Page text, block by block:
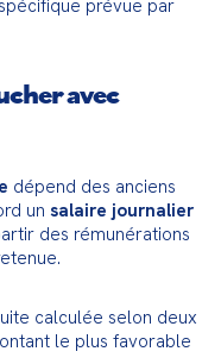
prévue par
avec
dépend des anciens
un salaire journalier
des rémunérations
calculée selon deux
le plus favorable